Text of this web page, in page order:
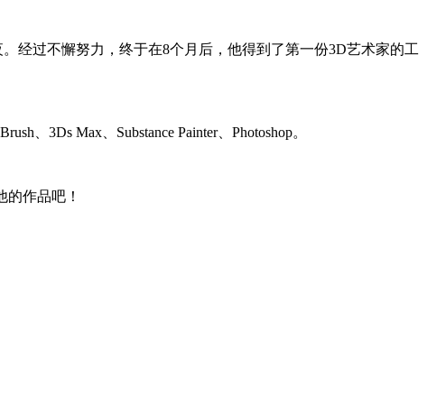
经过不懈努力，终于在8个月后，他得到了第一份3D艺术家的工
、3Ds Max、Substance Painter、Photoshop。
作品吧！